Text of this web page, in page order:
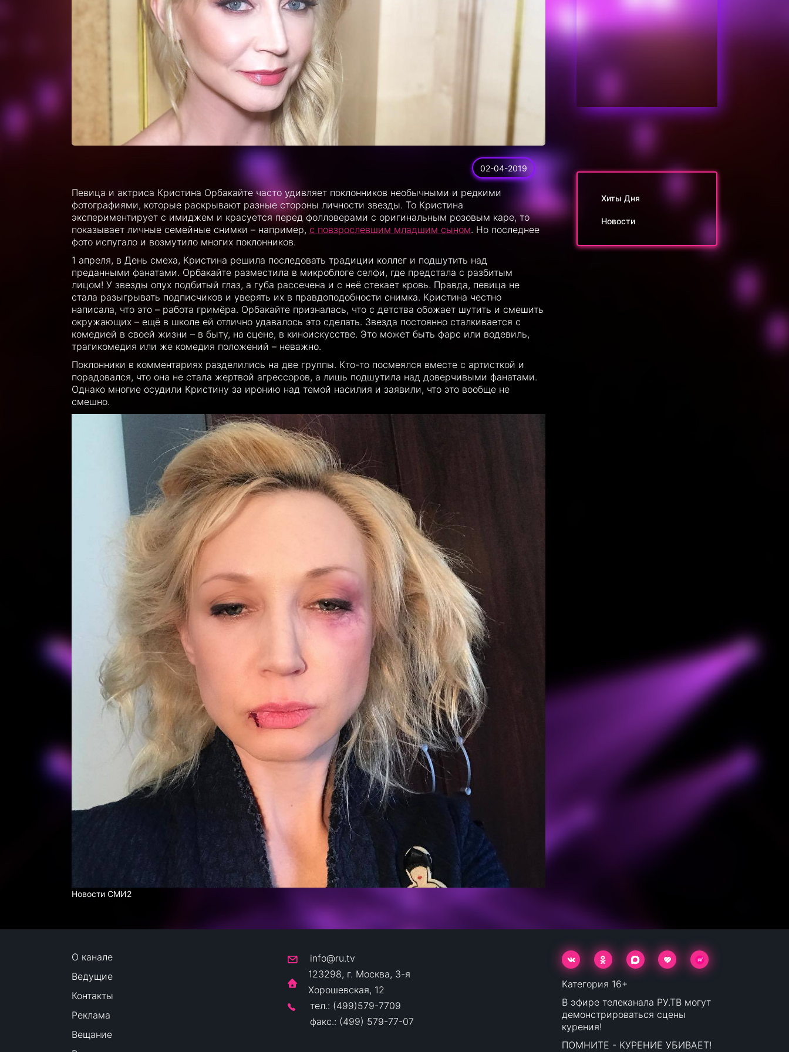
02-04-2019
Певица и актриса Кристина Орбакайте часто удивляет поклонников необычными и редкими
фотографиями, которые раскрывают разные стороны личности звезды. То Кристина
экспериментирует с имиджем и красуется перед фолловерами с оригинальным розовым каре, то
показывает личные семейные снимки – например, с повзрослевшим младшим сыном. Но последнее
фото испугало и возмутило многих поклонников.
1 апреля, в День смеха, Кристина решила последовать традиции коллег и подшутить над
преданными фанатами. Орбакайте разместила в микроблоге селфи, где предстала с разбитым
лицом! У звезды опух подбитый глаз, а губа рассечена и с неё стекает кровь. Правда, певица не
стала разыгрывать подписчиков и уверять их в правдоподобности снимка. Кристина честно
написала, что это – работа гримёра. Орбакайте призналась, что с детства обожает шутить и смешить
окружающих – ещё в школе ей отлично удавалось это сделать. Звезда постоянно сталкивается с
комедией в своей жизни – в быту, на сцене, в киноискусстве. Это может быть фарс или водевиль,
трагикомедия или же комедия положений – неважно.
Поклонники в комментариях разделились на две группы. Кто-то посмеялся вместе с артисткой и
порадовался, что она не стала жертвой агрессоров, а лишь подшутила над доверчивыми фанатами.
Однако многие осудили Кристину за иронию над темой насилия и заявили, что это вообще не
смешно.
Новости СМИ2
Хиты Дня
Новости
О канале
Ведущие
Контакты
Реклама
Вещание
info@ru.tv
123298, г. Москва, 3-я
Хорошевская, 12
тел.: (499)579-7709
факс.: (499) 579-77-07
Категория 16+
В эфире телеканала РУ.ТВ могут
демонстрироваться сцены
курения!
ПОМНИТЕ - КУРЕНИЕ УБИВАЕТ!